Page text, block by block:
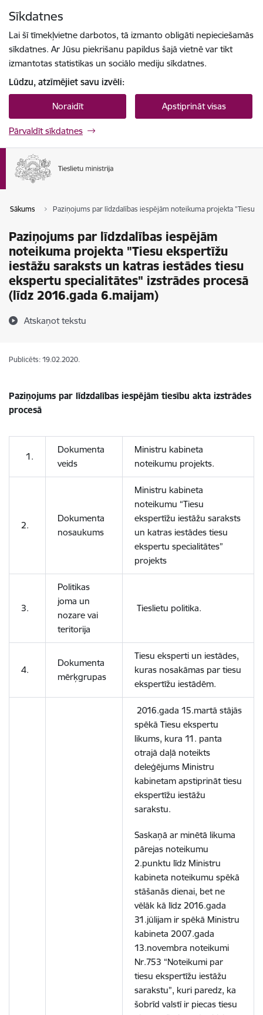
Sīkdatnes
Lai šī tīmekļvietne darbotos, tā izmanto obligāti nepieciešamās
sīkdatnes. Ar Jūsu piekrišanu papildus šajā vietnē var tikt
izmantotas statistikas un sociālo mediju sīkdatnes.
Lūdzu, atzīmējiet savu izvēli:
Noraidīt Apstiprināt visas
Pārvaldīt sīkdatnes
Sākums Paziņojums par līdzdalības iespējām noteikuma projekta "Tiesu
Paziņojums par līdzdalības iespējām
noteikuma projekta "Tiesu ekspertīžu
iestāžu saraksts un katras iestādes tiesu
ekspertu specialitātes" izstrādes procesā
(līdz 2016.gada 6.maijam)
Atskaņot tekstu
Publicēts: 19.02.2020.
Paziņojums par līdzdalības iespējām tiesību akta izstrādes
procesā
1.
Dokumenta
veids
Ministru kabineta
noteikumu projekts.
2.
Dokumenta
nosaukums
Ministru kabineta
noteikumu “Tiesu
ekspertīžu iestāžu saraksts
un katras iestādes tiesu
ekspertu specialitātes”
projekts
3.
Politikas
joma un
nozare vai
teritorija
Tieslietu politika.
4.
Dokumenta
mērķgrupas
Tiesu eksperti un iestādes,
kuras nosakāmas par tiesu
ekspertīžu iestādēm.
2016.gada 15.martā stājās
spēkā Tiesu ekspertu
likums, kura 11. panta
otrajā daļā noteikts
deleģējums Ministru
kabinetam apstiprināt tiesu
ekspertīžu iestāžu
sarakstu.
Saskaņā ar minētā likuma
pārejas noteikumu
2.punktu līdz Ministru
kabineta noteikumu spēkā
stāšanās dienai, bet ne
vēlāk kā līdz 2016.gada
31.jūlijam ir spēkā Ministru
kabineta 2007.gada
13.novembra noteikumi
Nr.753 “Noteikumi par
tiesu ekspertīžu iestāžu
sarakstu”, kuri paredz, ka
šobrīd valstī ir piecas tiesu